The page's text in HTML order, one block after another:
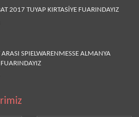
2017 TUYAP KIRTASİYE FUARINDAYIZ
SPIELWARENMESSE ALMANYA